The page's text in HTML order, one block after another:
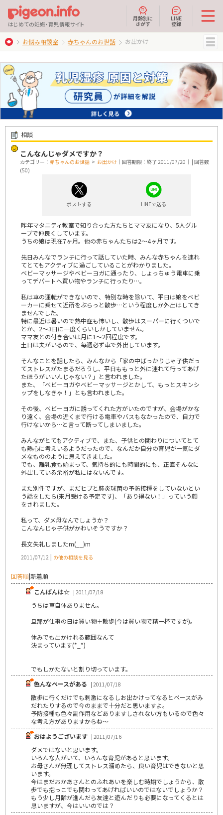
はじめての妊娠・育児情報サイト
月齢別に
さがす
LINE
登録
お悩み相談室 赤ちゃんのお世話 お出かけ
相談
こんなんじゃダメですか？
カテゴリー： 赤ちゃんのお世話 > お出かけ ｜回答期限：終了 2011/07/20｜ | 回答数
(50)
ポストする LINEで送る
昨年マタニティ教室で知り合った方たちとママ友になり、5人グル
ープで仲良くしています。
うちの娘は現在7ヶ月。他の赤ちゃんたちは2～4ヶ月です。
先日みんなでランチに行って話していた時、みんな赤ちゃんを連れ
てとてもアクティブに過ごしていることがわかりました。
ベビーマッサージやベビーヨガに通ったり、しょっちゅう電車に乗
ってデパートへ買い物やランチに行ったり…。
私は車の運転ができないので、特別な時を除いて、平日は娘をベビ
ーカーに乗せて近所をぶらっと散歩…という程度しか外出はしてき
ませんでした。
特に最近は暑いので熱中症も怖いし、散歩はスーパーに行くついで
とか、2～3日に一度くらいしかしていません。
ママ友との付き合いは月に1～2回程度です。
土日は夫がいるので、毎週必ず車で外出しています。
そんなことを話したら、みんなから「家の中ばっかりじゃ子供だっ
てストレスがたまるだろうし、平日ももっと外に連れて行ってあげ
たほうがいいんじゃない？」と言われました。
また、「ベビーヨガやベビーマッサージとかして、もっとスキンシ
ップをしなきゃ！」とも言われました。
その後、ベビーヨガに誘ってくれた方がいたのですが、会場がかな
り遠く、会場の近くまで行ける電車やバスもなかったので、自力で
行けないから…と言って断ってしまいました。
みんながとてもアクティブで、また、子供との関わりについてとて
も熱心に考えいるようだったので、なんだか自分の育児が一気にダ
メなもののように思えてきました。
でも、離乳食も始まって、気持ち的にも時間的にも、正直そんなに
外出している余裕が私にはないんです。
また別件ですが、まだヒブと肺炎球菌の予防接種をしていないとい
う話をしたら(来月受ける予定です)、「あり得ない！」っていう顔
をされました。
私って、ダメ母なんでしょうか？
こんなんじゃ子供がかわいそうですか？
長文失礼しましたm(__)m
2011/07/12 | の他の相談を見る
回答順|新着順
こんばんは☆ | 2011/07/18
うちは車自体ありません。
旦那が仕事の日は買い物＋散歩(今は買い物で精一杯ですが)。
休みでも出かけれる範囲なんて
決まっています(*_*)
でもしかたないと割り切っています。
色んなペースがある | 2011/07/18
散歩に行くだけでも刺激になるしお出かけってなるとペースがみ
だれたりするので今のままで十分だと思いますよ。
予防接種も色々副作用などありますしされない方もいるので色々
な考え方がありますからね～
おはようございます | 2011/07/16
ダメではないと思います。
いろんな人がいて、いろんな育児があると思います。
お母さんが無理してストレス溜めたら、良い育児はできないと思
います。
今はまだおかあさんとのふれあいを楽しむ時期でしょうから、散
歩でも抱っこでも関わってあげればいいのではないでしょうか？
もう少し月齢が進んだら友達と遊んだりも必要になってくるとは
思いますが、今はいいのでは？